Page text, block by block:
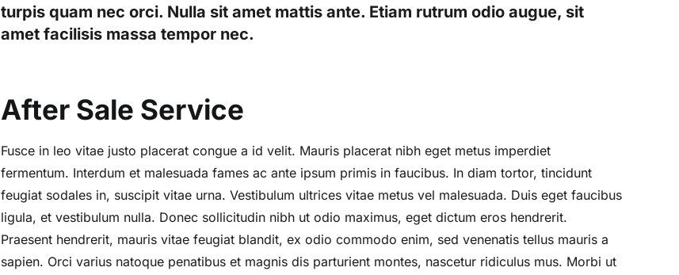
turpis quam nec orci. Nulla sit amet mattis ante. Etiam rutrum odio augue, sit
amet facilisis massa tempor nec.
After Sale Service
Fusce in leo vitae justo placerat congue a id velit. Mauris placerat nibh eget metus imperdiet
fermentum. Interdum et malesuada fames ac ante ipsum primis in faucibus. In diam tortor, tincidunt
feugiat sodales in, suscipit vitae urna. Vestibulum ultrices vitae metus vel malesuada. Duis eget faucibus
ligula, et vestibulum nulla. Donec sollicitudin nibh ut odio maximus, eget dictum eros hendrerit.
Praesent hendrerit, mauris vitae feugiat blandit, ex odio commodo enim, sed venenatis tellus mauris a
sapien. Orci varius natoque penatibus et magnis dis parturient montes, nascetur ridiculus mus. Morbi ut